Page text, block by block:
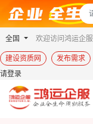
全国 欢迎访问鸿运企服
建设资质网
发布需求
请登录